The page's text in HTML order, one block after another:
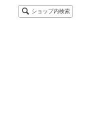
ショップ内検索